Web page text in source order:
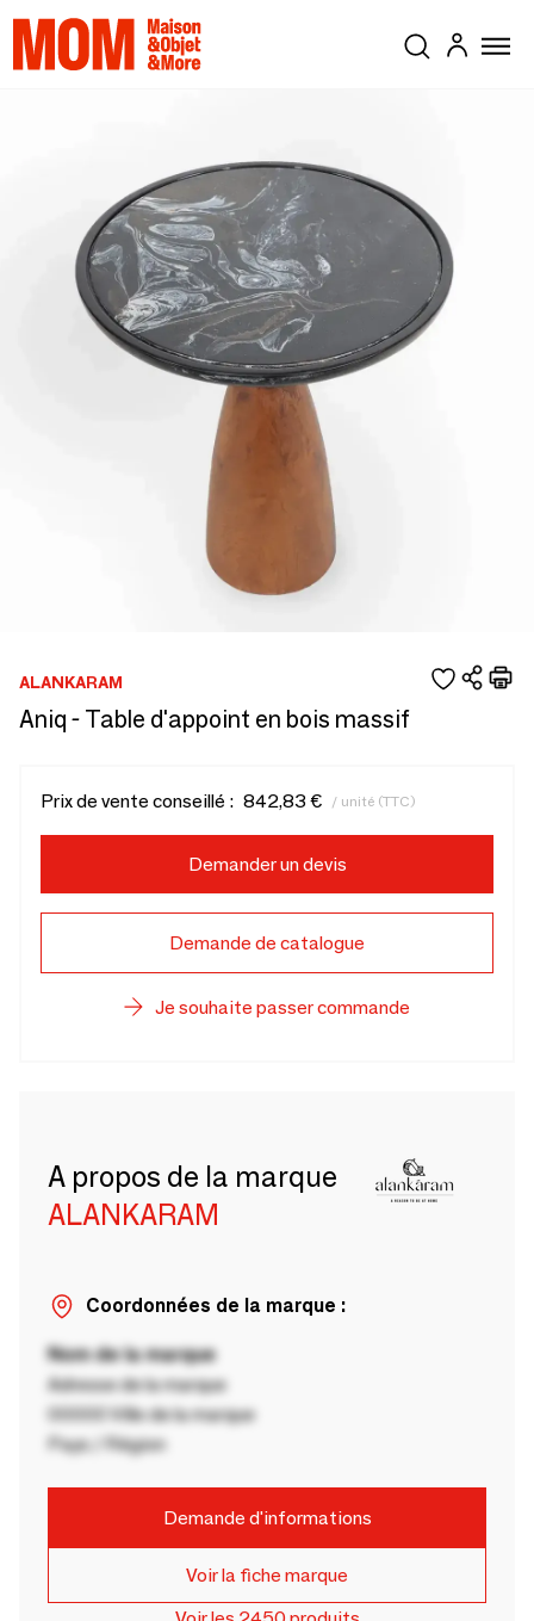
ALANKARAM
Aniq - Table d'appoint en bois massif
Prix de vente conseillé : 842,83 € / unité (TTC)
Demander un devis
Demande de catalogue
Je souhaite passer commande
A propos de la marque
ALANKARAM
Coordonnées de la marque :
Nom de la marque
Adresse de la marque
00000 Ville de la marque
Pays / Région
Demande d'informations
Voir la fiche marque